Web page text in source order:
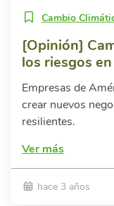
Cambio
[Opinión]
los riesgos
Empresas de
crear nuevos
resilientes.
Ver más
hace 3 años